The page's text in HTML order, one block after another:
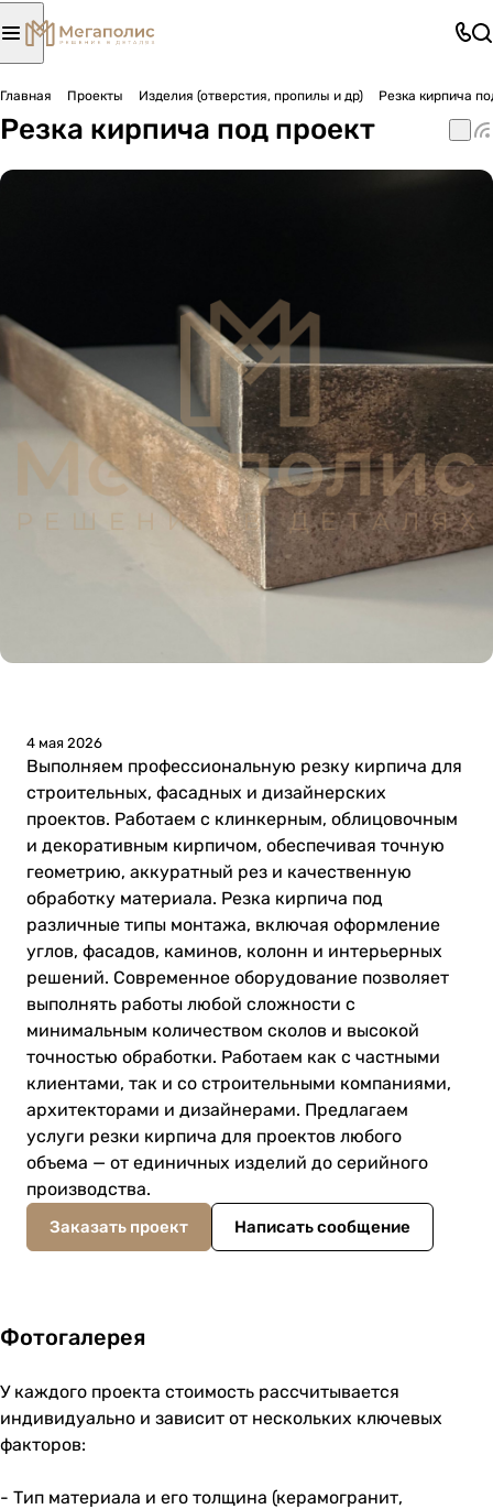
Главная Проекты Изделия (отверстия, пропилы и др) Резка кирпича
Резка кирпича под проект
4 мая 2026
Выполняем профессиональную резку кирпича для
строительных, фасадных и дизайнерских
проектов. Работаем с клинкерным, облицовочным
и декоративным кирпичом, обеспечивая точную
геометрию, аккуратный рез и качественную
обработку материала. Резка кирпича под
различные типы монтажа, включая оформление
углов, фасадов, каминов, колонн и интерьерных
решений. Современное оборудование позволяет
выполнять работы любой сложности с
минимальным количеством сколов и высокой
точностью обработки. Работаем как с частными
клиентами, так и со строительными компаниями,
архитекторами и дизайнерами. Предлагаем
услуги резки кирпича для проектов любого
объема — от единичных изделий до серийного
производства.
Заказать проект Написать сообщение
Фотогалерея
У каждого проекта стоимость рассчитывается
индивидуально и зависит от нескольких ключевых
факторов:
- Тип материала и его толщина (керамогранит,